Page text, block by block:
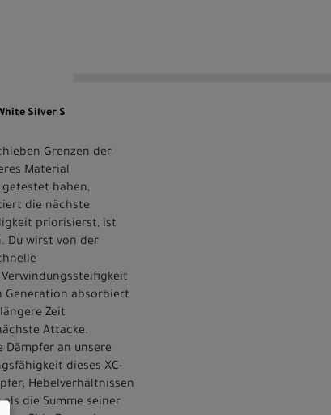
Silver S
Grenzen der
Material
haben,
die nächste
priorisierst, ist
Du wirst von der
Generation absorbiert
Zeit
Attacke.
Dämpfer an unsere
dieses XC-
Hebelverhältnissen
die Summe seiner